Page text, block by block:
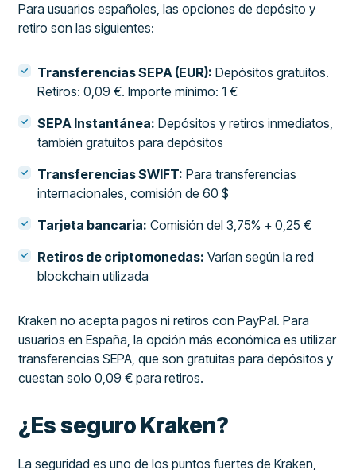
Para usuarios españoles, las opciones de depósito y
retiro son las siguientes:
Transferencias SEPA (EUR): Depósitos gratuitos.
Retiros: 0,09 €. Importe mínimo: 1 €
SEPA Instantánea: Depósitos y retiros inmediatos,
también gratuitos para depósitos
Transferencias SWIFT: Para transferencias
internacionales, comisión de 60 $
Tarjeta bancaria: Comisión del 3,75% + 0,25 €
Retiros de criptomonedas: Varían según la red
blockchain utilizada
Kraken no acepta pagos ni retiros con PayPal. Para
usuarios en España, la opción más económica es utilizar
transferencias SEPA, que son gratuitas para depósitos y
cuestan solo 0,09 € para retiros.
¿Es seguro Kraken?
La seguridad es uno de los puntos fuertes de Kraken,